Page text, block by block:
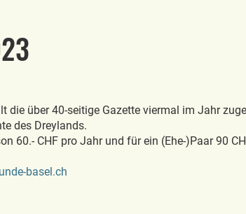
die über 40-seitige Gazette viermal im Jahr
des Dreylands.
60.- CHF pro Jahr und für ein (Ehe-)Paar 90
basel.ch